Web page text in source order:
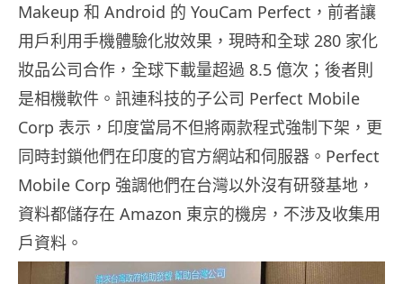
Makeup 和 Android 的 YouCam Perfect，前者讓
用戶利用手機體驗化妝效果，現時和全球 280 家化
妝品公司合作，全球下載量超過 8.5 億次；後者則
是相機軟件。訊連科技的子公司 Perfect Mobile
Corp 表示，印度當局不但將兩款程式強制下架，更
同時封鎖他們在印度的官方網站和伺服器。Perfect
Mobile Corp 強調他們在台灣以外沒有研發基地，
資料都儲存在 Amazon 東京的機房，不涉及收集用
戶資料。